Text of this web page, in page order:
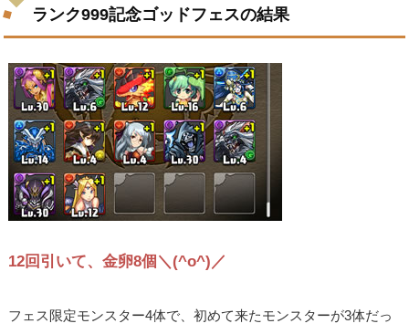
ランク999記念ゴッドフェスの結果
12回引いて、金卵8個＼(^o^)／
フェス限定モンスター4体で、初めて来たモンスターが3体だっ